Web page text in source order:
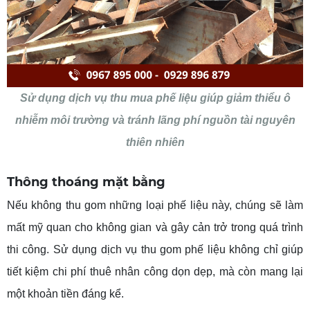
Sử dụng dịch vụ thu mua phế liệu giúp giảm thiểu ô
nhiễm môi trường và tránh lãng phí nguồn tài nguyên
thiên nhiên
Thông thoáng mặt bằng
Nếu không thu gom những loại phế liệu này, chúng sẽ làm
mất mỹ quan cho không gian và gây cản trở trong quá trình
thi công. Sử dụng dịch vụ thu gom phế liệu không chỉ giúp
tiết kiệm chi phí thuê nhân công dọn dẹp, mà còn mang lại
một khoản tiền đáng kể.